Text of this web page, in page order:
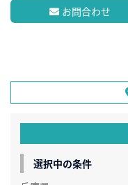
お問合わせ
選択中の条件